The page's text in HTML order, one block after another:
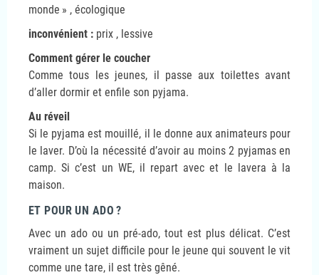
monde » , écologique
inconvénient : prix , lessive
Comment gérer le coucher
Comme tous les jeunes, il passe aux toilettes avant
d’aller dormir et enfile son pyjama.
Au réveil
Si le pyjama est mouillé, il le donne aux animateurs pour
le laver. D’où la nécessité d’avoir au moins 2 pyjamas en
camp. Si c’est un WE, il repart avec et le lavera à la
maison.
ET POUR UN ADO ?
Avec un ado ou un pré-ado, tout est plus délicat. C’est
vraiment un sujet difficile pour le jeune qui souvent le vit
comme une tare, il est très gêné.